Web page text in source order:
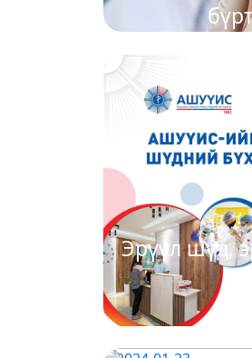
Эрүүл шүд,
2024-01-23